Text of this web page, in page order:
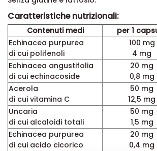
Caratteristiche nutrizionali:
Contenuti medi per 1
Echinacea purpurea
di cui polifenoli
100 mg
4 mg
Echinacea angustifolia
di cui echinacoside
20 mg
0,8 mg
Acerola
di cui vitamina C
50 mg
12,5 mg
Uncaria
di cui alcaloidi totali
50 mg
1,5 mg
Echinacea purpurea
di cui acido cicorico
20 mg
0,4 mg